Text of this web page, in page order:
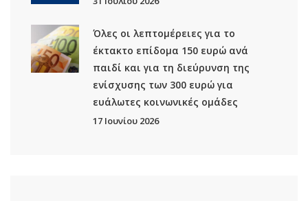
Όλες οι λεπτομέρειες για το
έκτακτο επίδομα 150 ευρώ ανά
παιδί και για τη διεύρυνση της
ενίσχυσης των 300 ευρώ για
ευάλωτες κοινωνικές ομάδες
17 Ιουνίου 2026